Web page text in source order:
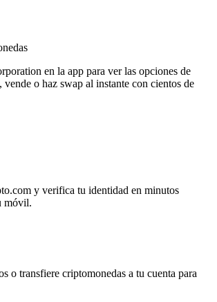
en la app para ver las opciones de
o haz swap al instante con cientos de
y verifica tu identidad en minutos
móvil.
o transfiere criptomonedas a tu cuenta para